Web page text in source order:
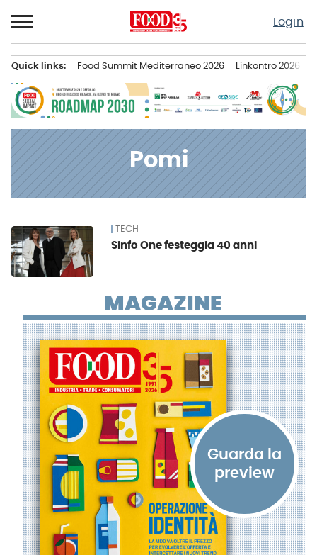
al
contenuto
Login
principale
Quick links: Food Summit Mediterraneo 2026 Linkontro 2026
Pomi
News TECH
Sinfo One festeggia 40 anni
MAGAZINE